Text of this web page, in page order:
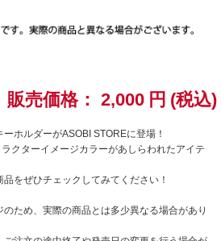
販売価格： 2,000 円 (税込)
ーホルダーがASOBI STOREに登場！
クターイメージカラーがあしらわれたアイテ
をぜひチェックしてみてください！
ため、実際の商品とは多少異なる場合があり